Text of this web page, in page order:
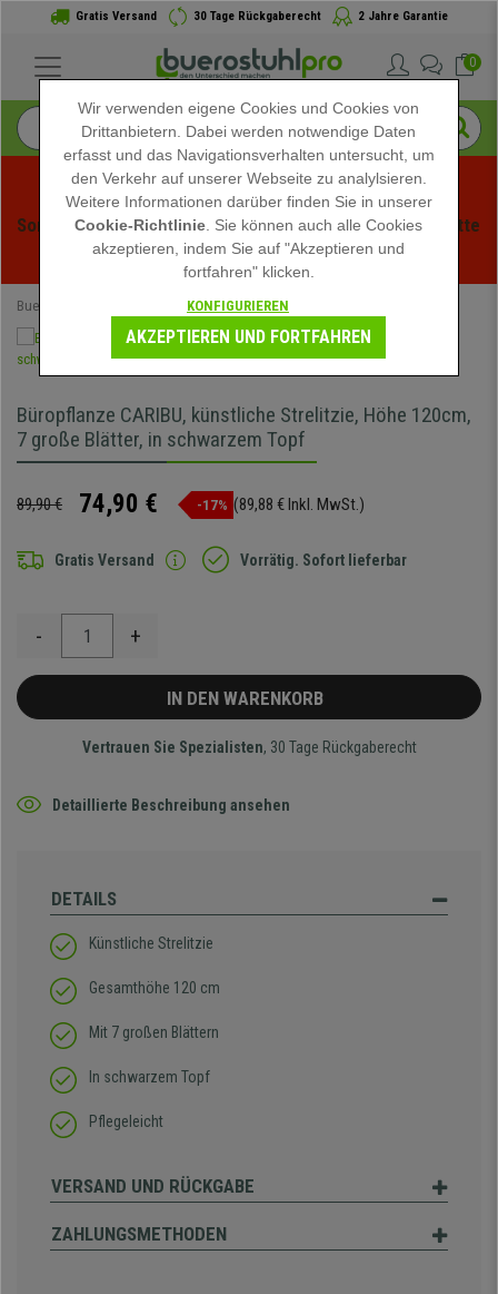
Gratis Versand 30 Tage Rückgaberecht 2 Jahre Garantie
0
Sommerschlussverauf bei buerstuhlpro! Exklusive Rabatte
für kurze Zeit - Aktion ansehen -
Buerostuhlpro Büropflanzen
Büropflanze CARIBU, künstliche Strelitzie, Höhe 120cm,
7 große Blätter, in schwarzem Topf
89,90 € 74,90 € -17% (89,88 € Inkl. MwSt.)
Gratis Versand Vorrätig. Sofort lieferbar
- +
IN DEN WARENKORB
Vertrauen Sie Spezialisten, 30 Tage Rückgaberecht
Detaillierte Beschreibung ansehen
DETAILS
Künstliche Strelitzie
Gesamthöhe 120 cm
Mit 7 großen Blättern
In schwarzem Topf
Pflegeleicht
VERSAND UND RÜCKGABE
ZAHLUNGSMETHODEN
Wir verwenden eigene Cookies und Cookies von
Drittanbietern. Dabei werden notwendige Daten
erfasst und das Navigationsverhalten untersucht, um
den Verkehr auf unserer Webseite zu analylsieren.
Weitere Informationen darüber finden Sie in unserer
Cookie-Richtlinie . Sie können auch alle Cookies
akzeptieren, indem Sie auf "Akzeptieren und
fortfahren" klicken.
KONFIGURIEREN
AKZEPTIEREN UND FORTFAHREN